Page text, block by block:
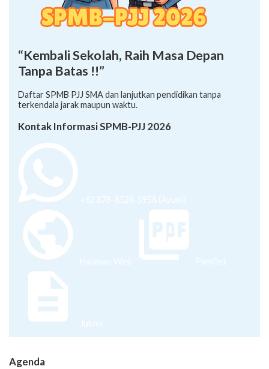
“Kembali Sekolah, Raih Masa Depan
Tanpa Batas !!”
Daftar SPMB PJJ SMA dan lanjutkan pendidikan tanpa
terkendala jarak maupun waktu.
Kontak Informasi SPMB-PJJ 2026
+62 878-8528-5958 (Ayumi)
Halaman Web Pamflet
Juknis
Agenda